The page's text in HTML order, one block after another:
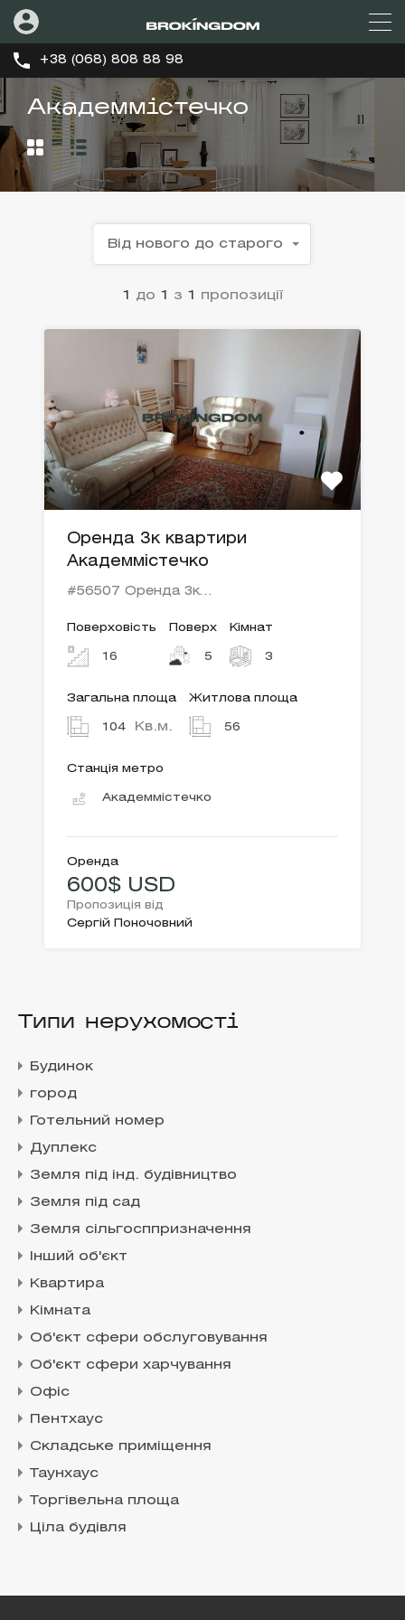
+38 (068) 808 88 98
Академмістечко
1 до 1 з 1 пропозиції
Від нового до старого
Оренда 3к квартири
Академмістечко
#56507 Оренда 3к…
Поверховість
16
Поверх
5
Кімнат
3
Загальна площа
104 Кв.м.
Житлова площа
56
Станція метро
Академмістечко
Оренда
600$ USD
Пропозиція від
Сергій Поночовний
Типи нерухомості
Будинок
город
Готельний номер
Дуплекс
Земля під інд. будівництво
Земля під сад
Земля сільгосппризначення
Інший об'єкт
Квартира
Кімната
Об'єкт сфери обслуговування
Об'єкт сфери харчування
Офіс
Пентхаус
Складське приміщення
Таунхаус
Торгівельна площа
Ціла будівля